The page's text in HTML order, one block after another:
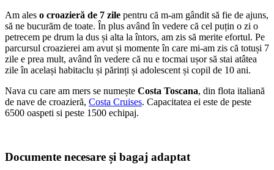
Am ales o croazieră de 7 zile pentru că m-am gândit să fie de ajuns,
să ne bucurăm de toate. În plus având în vedere că cel puțin o zi o
petrecem pe drum la dus și alta la întors, am zis să merite efortul. Pe
parcursul croazierei am avut și momente în care mi-am zis că totuși 7
zile e prea mult, având în vedere că nu e tocmai ușor să stai atâtea
zile în același habitaclu și părinți și adolescent și copil de 10 ani.
Nava cu care am mers se numește Costa Toscana, din flota italiană
de nave de croazieră, Costa Cruises. Capacitatea ei este de peste
6500 oaspeti si peste 1500 echipaj.
Documente necesare și bagaj adaptat